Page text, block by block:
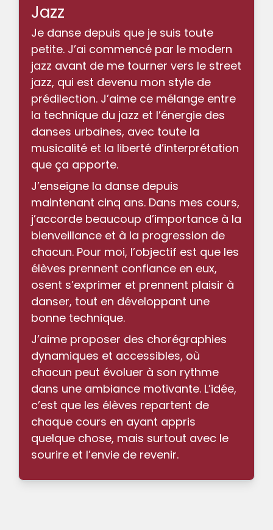
Jazz
Je danse depuis que je suis toute
petite. J’ai commencé par le modern
jazz avant de me tourner vers le street
jazz, qui est devenu mon style de
prédilection. J’aime ce mélange entre
la technique du jazz et l’énergie des
danses urbaines, avec toute la
musicalité et la liberté d’interprétation
que ça apporte.
J’enseigne la danse depuis
maintenant cinq ans. Dans mes cours,
j’accorde beaucoup d’importance à la
bienveillance et à la progression de
chacun. Pour moi, l’objectif est que les
élèves prennent confiance en eux,
osent s’exprimer et prennent plaisir à
danser, tout en développant une
bonne technique.
J’aime proposer des chorégraphies
dynamiques et accessibles, où
chacun peut évoluer à son rythme
dans une ambiance motivante. L’idée,
c’est que les élèves repartent de
chaque cours en ayant appris
quelque chose, mais surtout avec le
sourire et l’envie de revenir.